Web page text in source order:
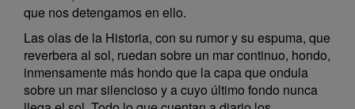
que nos detengamos en ello.
Las olas de la Historia, con su rumor y su espuma, que
reverbera al sol, ruedan sobre un mar continuo, hondo,
inmensamente más hondo que la capa que ondula
sobre un mar silencioso y a cuyo último fondo nunca